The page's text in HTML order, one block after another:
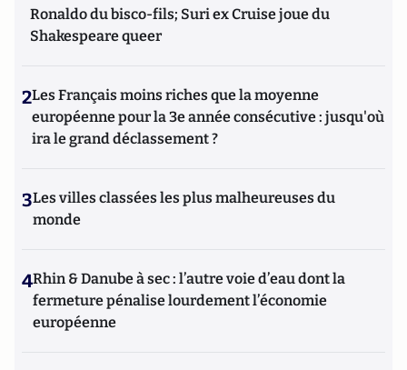
Ronaldo du bisco-fils; Suri ex Cruise joue du
Shakespeare queer
2Les Français moins riches que la moyenne
européenne pour la 3e année consécutive : jusqu'où
ira le grand déclassement ?
3Les villes classées les plus malheureuses du
monde
4Rhin & Danube à sec : l’autre voie d’eau dont la
fermeture pénalise lourdement l’économie
européenne